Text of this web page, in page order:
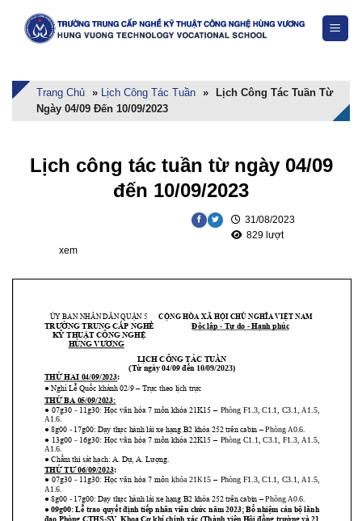
Trang Chủ » Lịch Công Tác Tuần »
Lịch Công Tác Tuần Từ
Ngày 04/09 Đến 10/09/2023
Lịch công tác tuần từ ngày 04/09
đến 10/09/2023
31/08/2023
829 lượt
xem